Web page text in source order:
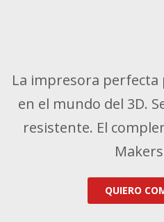
La impresora
en el mundo del 3D.
resistente. El
QUIERO